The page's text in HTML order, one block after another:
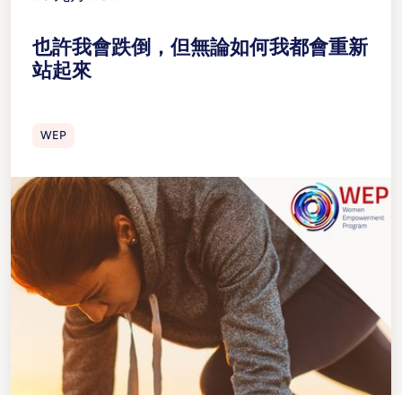
也許我會跌倒，但無論如何我都會重新
站起來
WEP